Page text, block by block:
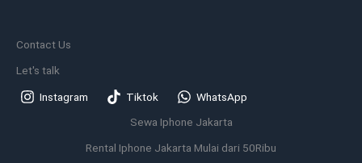
Contact Us
Let's talk
Instagram Tiktok
WhatsApp
Sewa Iphone Jakarta
Rental Iphone Jakarta Mulai dari 50Ribu